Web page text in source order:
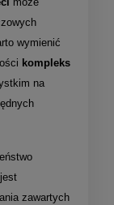
wymienić
kompleks
na
zawartych